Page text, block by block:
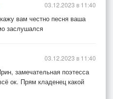
вам честно песня ваша
заслушался
03.12.2023 в 11:40
замечательная поэтесса
ок. Прям кладенец какой
03.12.2023 в 11:40